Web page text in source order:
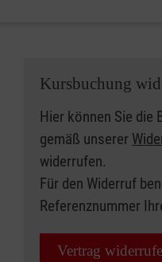
Kursbuchung
Hier können Sie die
gemäß unserer
widerrufen.
Für den Widerruf
Referenznummer
Vertrag